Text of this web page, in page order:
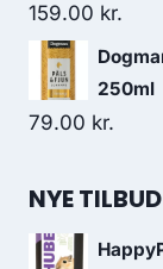
159.00 kr.
250ml
79.00 kr.
NYE TILBUD